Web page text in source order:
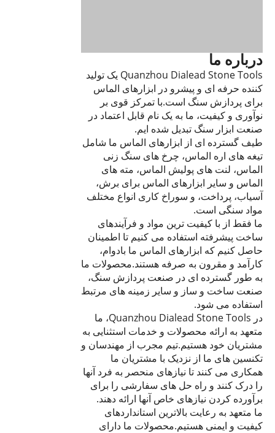
درباره ما
Quanzhou Dialead Stone Tools یک تولید
کننده حرفه ای و پیشرو در ابزارهای الماس
برای پردازش سنگ است.با تمرکز قوی بر
نوآوری و کیفیت، ما به یک نام قابل اعتماد در
صنعت ابزار سنگ تبدیل شده ایم.
طیف گسترده ای از ابزارهای الماس ما شامل
تیغه های اره الماس، چرخ های سنگ زنی
الماس، لنت های پولیش الماس، مته های
الماس و سایر ابزارهای الماس برای برش،
آسیاب، پرداخت، و سوراخ کاری انواع مختلف
مواد سنگی است.
ما فقط از با کیفیت ترین مواد و فرآیندهای
ساخت پیشرفته استفاده می کنیم تا اطمینان
حاصل کنیم که ابزارهای الماس ما بادوام،
کارآمد و مقرون به صرفه هستند.محصولات ما
به طور گسترده ای در صنعت پردازش سنگ،
صنعت ساخت و ساز و سایر زمینه های مرتبط
استفاده می شود.
در Quanzhou Dialead Stone Tools، ما
متعهد به ارائه محصولات و خدمات استثنایی به
مشتریان خود هستیم.تیم مجرب از مهندسان و
تکنسین های ما از نزدیک با مشتریان ما
همکاری می کنند تا نیازهای منحصر به فرد آنها
را درک کنند و راه حل های سفارشی را برای
برآورده کردن نیازهای خاص آنها ارائه دهند.
ما متعهد به رعایت بالاترین استانداردهای
کیفیت و ایمنی هستیم.محصولات ما دارای